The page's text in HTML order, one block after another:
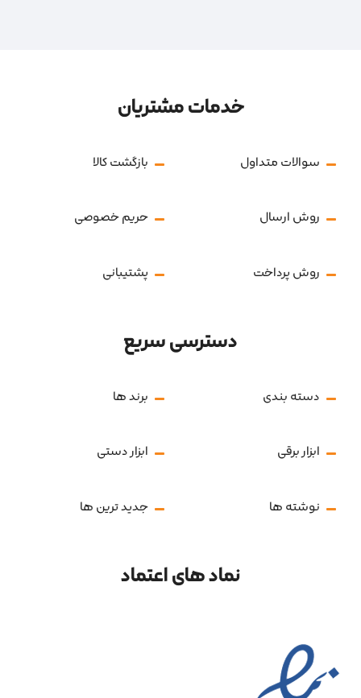
خدمات مشتریان
سوالات متداول بازگشت کالا
روش ارسال حریم خصوصی
روش پرداخت پشتیبانی
دسترسی سریع
دسته بندی برند ها
ابزار برقی ابزار دستی
نوشته ها جدید ترین ها
نماد های اعتماد